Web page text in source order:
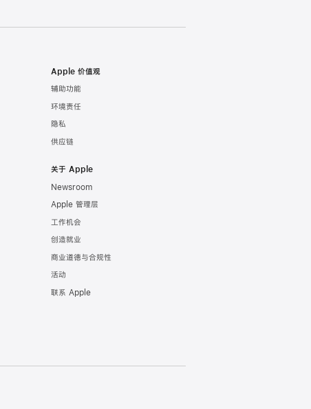
Apple 价值观
辅助功能
环境责任
隐私
供应链
关于 Apple
Newsroom
Apple 管理层
工作机会
创造就业
商业道德与合规性
活动
联系 Apple